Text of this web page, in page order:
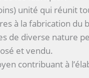
unité qui réunit
à la fabrication du
de diverse nature
et vendu.
contribuant à